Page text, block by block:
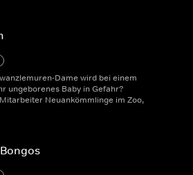
Dame wird bei einem
ungeborenes Baby in Gefahr?
Neuankömmlinge im Zoo,